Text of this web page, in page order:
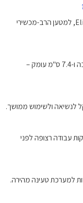
כן, המכשיר תואם למעמד הטעינה האלחוטי Elite, למטען הרב-מכשירי
מידות המכשיר הן 24.0 ס"מ אורך, 17.0 ס"מ גובה ו-7.4 ס"מ עומק –
הליתיום-יון הפנימית מאפשרת עד 120 דקות עבודה רצופה לפני